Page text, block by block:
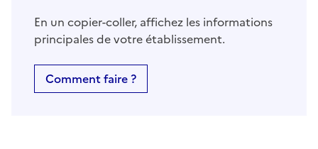
En un copier-coller, affichez les informations
principales de votre établissement.
Comment faire ?